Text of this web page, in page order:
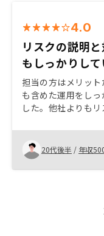
4.0
リスクの説明
もしっかりし
担当の方はメリッ
も含めた運用をし
した。他社よりも
策がしっかりして
20代後半 / 年収